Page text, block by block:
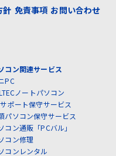
針 免責事項 お問い合わせ
コン関連サービス
PC
ノートパソコン
ポート保守サービス
パソコン保守サービス
コン通販「PCバル」
コン修理
コンレンタル